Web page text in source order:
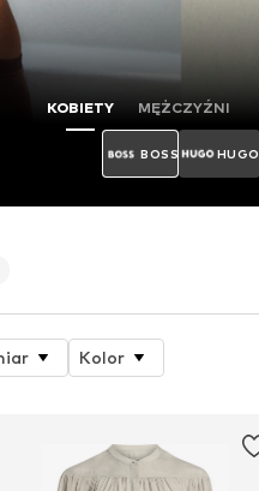
KOBIETY MĘŻCZYŹNI
BOSS HUGO
Kolor